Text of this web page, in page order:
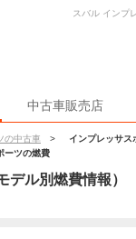
中古車販売店
の中古車 >
インプレッサス
ーツの燃費
スバル インプ
デル別燃費情報）